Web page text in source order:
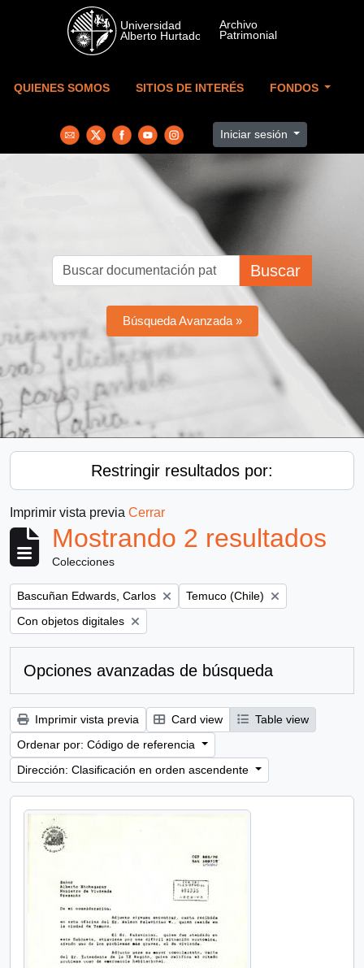
Skip to main content
QUIENES SOMOS SITIOS DE INTERÉS FONDOS
Iniciar sesión
Buscar
Búsqueda Avanzada »
Restringir resultados por:
Imprimir vista previa Cerrar
Mostrando 2 resultados
Colecciones
Remove filter:
Bascuñan Edwards, Carlos Remove filter:
Temuco (Chile)
Remove filter:
Con objetos digitales
Opciones avanzadas de búsqueda
Imprimir vista previa Card view
Table view
Ordenar por: Código de referencia
Dirección: Clasificación en orden ascendente